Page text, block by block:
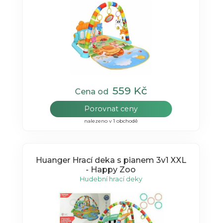
Cena od 559 Kč
Porovnat ceny
nalezeno v 1 obchodě
Huanger Hrací deka s pianem 3v1 XXL
- Happy Zoo
Hudební hrací deky